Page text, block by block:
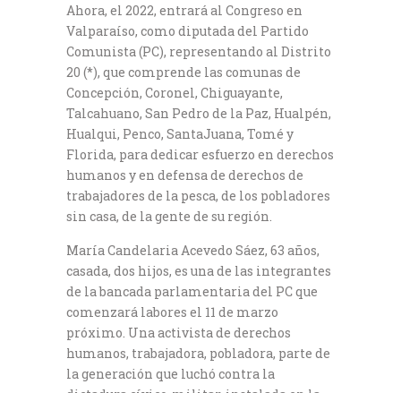
Ahora, el 2022, entrará al Congreso en
Valparaíso, como diputada del Partido
Comunista (PC), representando al Distrito
20 (*), que comprende las comunas de
Concepción, Coronel, Chiguayante,
Talcahuano, San Pedro de la Paz, Hualpén,
Hualqui, Penco, SantaJuana, Tomé y
Florida, para dedicar esfuerzo en derechos
humanos y en defensa de derechos de
trabajadores de la pesca, de los pobladores
sin casa, de la gente de su región.
María Candelaria Acevedo Sáez, 63 años,
casada, dos hijos, es una de las integrantes
de la bancada parlamentaria del PC que
comenzará labores el 11 de marzo
próximo. Una activista de derechos
humanos, trabajadora, pobladora, parte de
la generación que luchó contra la